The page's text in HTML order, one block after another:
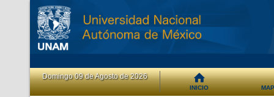
Domingo 09 de Agosto de 2026
INICIO